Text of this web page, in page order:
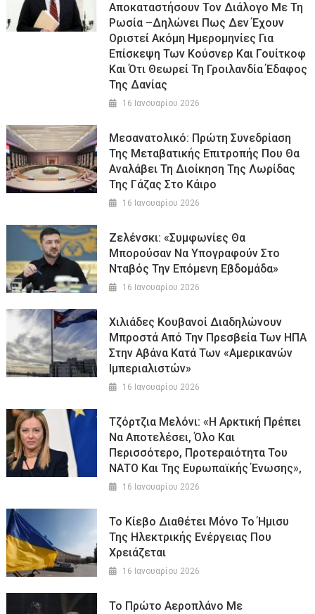
Αποκαταστήσουν Τον Διάλογο Με Τη
Ρωσία –Δηλώνει Πως Δεν Έχουν
Οριστεί Ακόμη Ημερομηνίες Για
Επίσκεψη Των Κούσνερ Και Γουίτκοφ
Και Ότι Θεωρεί Τη Γροιλανδία Έδαφος
Της Δανίας
16 Ιανουαρίου 2026
Μεσανατολικό: Πρώτη Συνεδρίαση
Της Μεταβατικής Επιτροπής Που Θα
Αναλάβει Τη Διοίκηση Της Λωρίδας
Της Γάζας Στο Κάιρο
16 Ιανουαρίου 2026
Ζελένσκι: «Συμφωνίες Θα
Μπορούσαν Να Υπογραφούν Στο
Νταβός Την Επόμενη Εβδομάδα»
16 Ιανουαρίου 2026
Χιλιάδες Κουβανοί Διαδηλώνουν
Μπροστά Από Την Πρεσβεία Των ΗΠΑ
Στην Αβάνα Κατά Των «Αμερικανών
Ιμπεριαλιστών»
16 Ιανουαρίου 2026
Τζόρτζια Μελόνι: «Η Αρκτική Πρέπει
Να Αποτελέσει, Όλο Και
Περισσότερο, Προτεραιότητα Του
ΝΑΤΟ Και Της Ευρωπαϊκής Ένωσης»,
16 Ιανουαρίου 2026
Το Κίεβο Διαθέτει Μόνο Το Ήμισυ
Της Ηλεκτρικής Ενέργειας Που
Χρειάζεται
16 Ιανουαρίου 2026
Το Πρώτο Αεροπλάνο Με